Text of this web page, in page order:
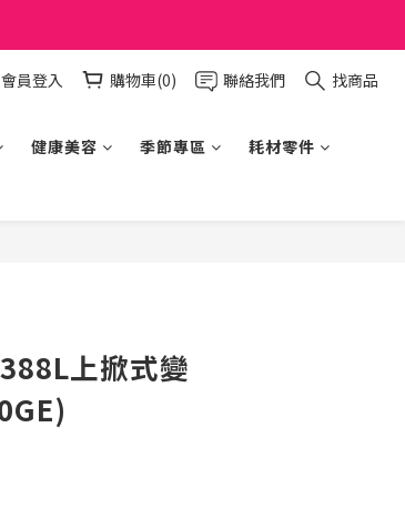
會員登入 購物車(0) 聯絡我們 找商品
健康美容 季節專區
耗材零件
上掀式變